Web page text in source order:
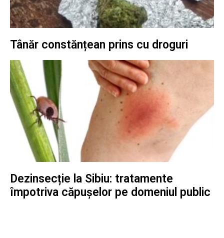
Tânăr constănțean prins cu droguri
Dezinsecție la Sibiu: tratamente
împotriva căpușelor pe domeniul public